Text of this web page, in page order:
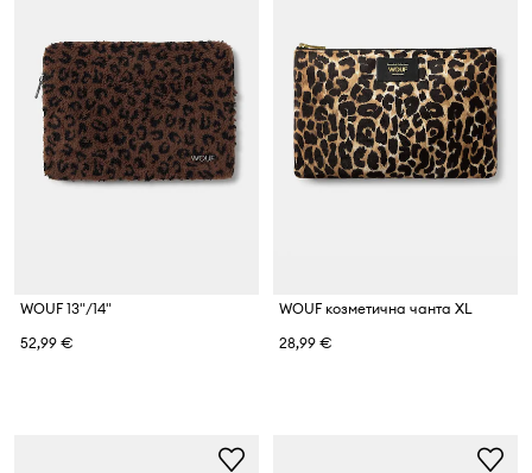
WOUF 13"/14"
52,99 €
WOUF козметична чанта XL
28,99 €